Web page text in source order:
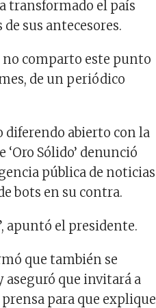
transformado el país
sus antecesores.
no comparto este punto
de un periódico
diferendo abierto con la
Sólido’ denunció
pública de noticias
bots en su contra.
apuntó el presidente.
que también se
que invitará a
para que explique